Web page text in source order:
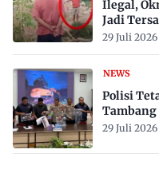
Ilegal,
Jadi
29 Juli 2026
NEWS
Polisi
Tambang
29 Juli 2026